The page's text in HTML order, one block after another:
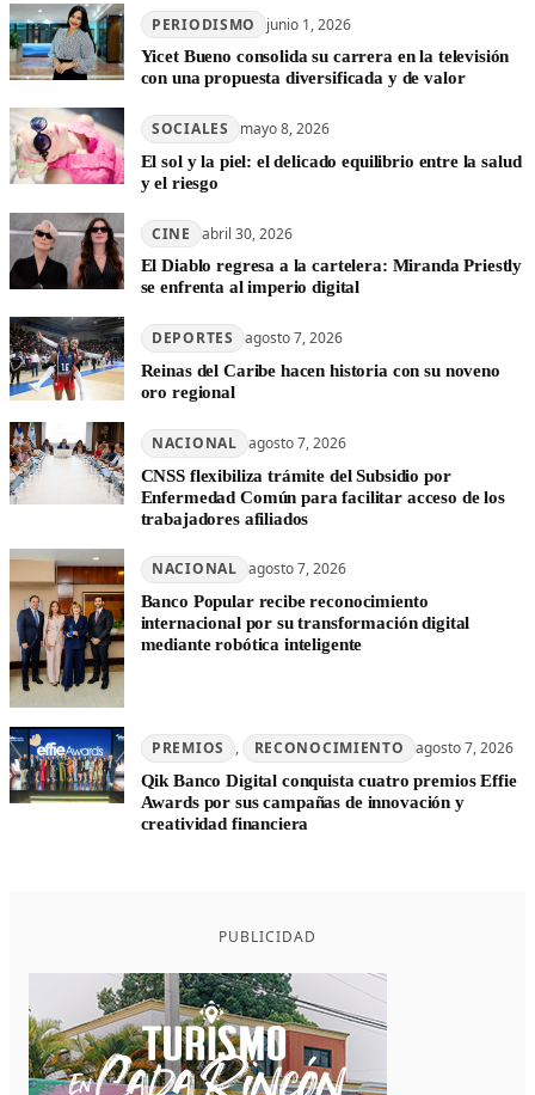
PERIODISMO junio 1, 2026
Yicet Bueno consolida su carrera en la televisión
con una propuesta diversificada y de valor
SOCIALES mayo 8, 2026
El sol y la piel: el delicado equilibrio entre la salud
y el riesgo
CINE abril 30, 2026
El Diablo regresa a la cartelera: Miranda Priestly
se enfrenta al imperio digital
DEPORTES agosto 7, 2026
Reinas del Caribe hacen historia con su noveno
oro regional
NACIONAL agosto 7, 2026
CNSS flexibiliza trámite del Subsidio por
Enfermedad Común para facilitar acceso de los
trabajadores afiliados
NACIONAL agosto 7, 2026
Banco Popular recibe reconocimiento
internacional por su transformación digital
mediante robótica inteligente
PREMIOS , RECONOCIMIENTO agosto 7, 2026
Qik Banco Digital conquista cuatro premios Effie
Awards por sus campañas de innovación y
creatividad financiera
PUBLICIDAD